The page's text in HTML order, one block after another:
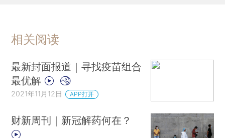
相关阅读
最新封面报道｜寻找疫苗组合
最优解
2021年11月12日 APP打开
财新周刊｜新冠解药何在？